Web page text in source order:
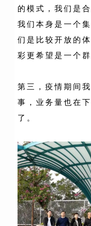
的模式，我们是
我们本身是一个
们是比较开放的
彩更希望是一个群
第三，疫情期间
事，业务量也在
了。